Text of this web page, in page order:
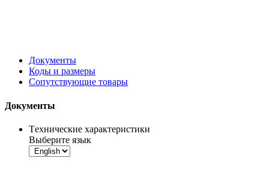
Документы
Коды и размеры
Сопутствующие товары
Документы
Tехнические характеристики
Выберите язык